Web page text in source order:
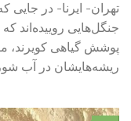
تهران- ایرنا- در
جنگل‌هایی روییده‌اند
پوشش گیاهی کویرند،
ریشه‌هایشان در آب